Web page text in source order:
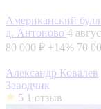
Американский
д. Антоново 4
80 000 ₽ +14% 70
Александр Ковалев
Заводчик
5 1 отзыв